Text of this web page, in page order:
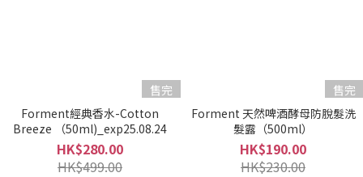
售完
Forment經典香水-Cotton
Breeze （50ml)_exp25.08.24
HK$280.00
HK$499.00
售完
Forment 天然啤酒酵母防脫髮洗
髮露（500ml）
HK$190.00
HK$230.00